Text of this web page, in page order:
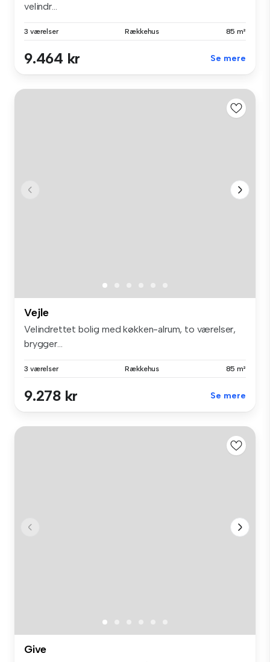
velindr...
3 værelser Rækkehus 85 m²
9.464 kr Se mere
Vejle
Velindrettet bolig med køkken-alrum, to værelser,
brygger...
3 værelser Rækkehus 85 m²
9.278 kr Se mere
Give